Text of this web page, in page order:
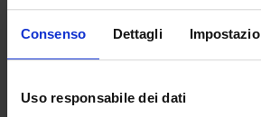
Consenso Dettagli
Uso responsabile dei dati
distanze e
luoghi. Per
condivisa